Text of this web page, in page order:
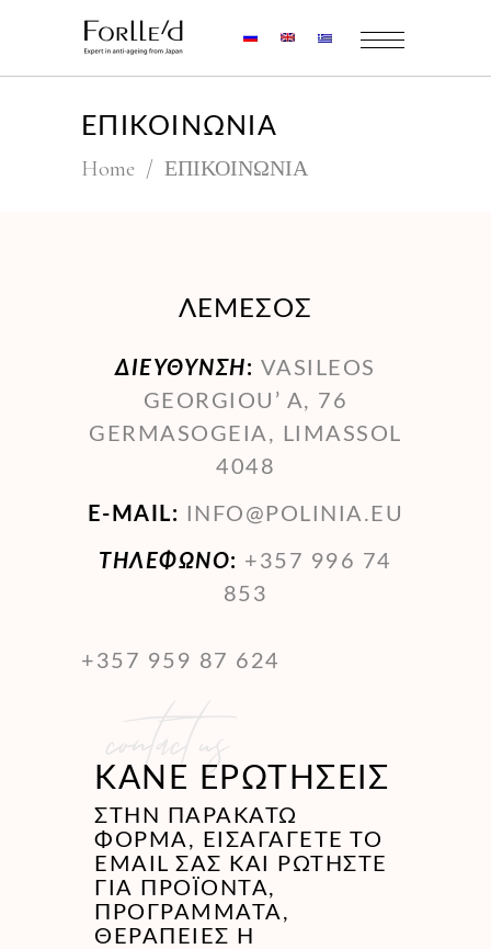
ΕΠΙΚΟΙΝΩΝΙΑ
Home / ΕΠΙΚΟΙΝΩΝΙΑ
ΛΕΜΕΣΟΣ
ΔΙΕΎΘΥΝΣΗ: VASILEOS
GEORGIOU’ A, 76
GERMASOGEIA, LIMASSOL
4048
E-MAIL: INFO@POLINIA.EU
ΤΗΛΈΦΩΝΟ: +357 996 74
853
+357 959 87 624
contact us
ΚΑΝΕ ΕΡΩΤΗΣΕΙΣ
ΣΤΗΝ ΠΑΡΑΚΆΤΩ
ΦΌΡΜΑ, ΕΙΣΑΓΆΓΕΤΕ ΤΟ
EMAIL ΣΑΣ ΚΑΙ ΡΩΤΉΣΤΕ
ΓΙΑ ΠΡΟΪΌΝΤΑ,
ΠΡΟΓΡΆΜΜΑΤΑ,
ΘΕΡΑΠΕΊΕΣ Η